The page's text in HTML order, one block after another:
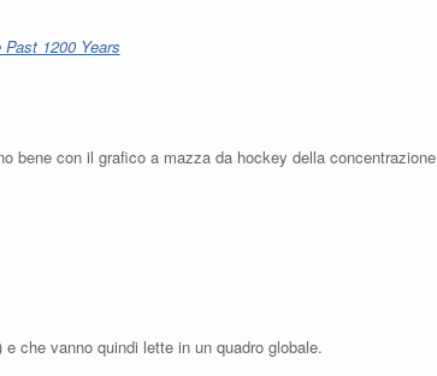
1200 Years
bene con il grafico a mazza da hockey della concentrazione
che vanno quindi lette in un quadro globale.